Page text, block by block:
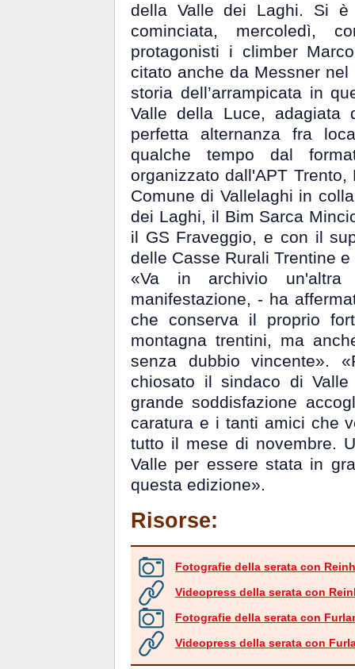
della Valle dei Laghi. Si
cominciata, mercoledì,
protagonisti i climber
citato anche da Messner
storia dell’arrampicata in
Valle della Luce,
perfetta alternanza fra
qualche tempo dal
organizzato dall'APT
Comune di Vallelaghi in
dei Laghi, il Bim Sarca
il GS Fraveggio, e con il
delle Casse Rurali Trentine
«Va in archivio
manifestazione, - ha
che conserva il proprio
montagna trentini, ma
senza dubbio vincente».
chiosato il sindaco di
grande soddisfazione
caratura e i tanti amici che
tutto il mese di novembre.
Valle per essere stata in
questa edizione».
Risorse:
Fotografie della serata con
Videopress della serata con
Fotografie della serata con
Videopress della serata con